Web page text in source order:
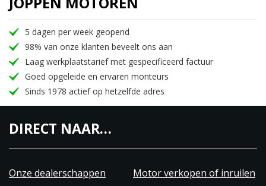
5 dagen per week geopend
98% van onze klanten beveelt ons aan
Laag werkplaatstarief met gespecificeerd factuur
Goed opgeleide en ervaren monteurs
Sinds 1978 actief op hetzelfde adres
DIRECT NAAR…
Onze dealerschappen
Motor verkopen of inruilen